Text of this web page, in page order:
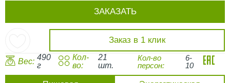
Заказ в 1 клик
ЗАКАЗАТЬ
Вес: 490
г
Кол-
во:
21
шт.
Кол-во
персон:
6-
10